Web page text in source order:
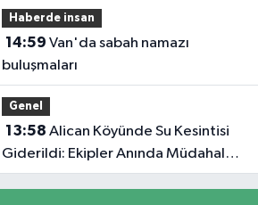
Haberde insan
14:59
buluşmaları
Genel
13:58
Giderildi: Ekipler Anında Müdahale
Etti